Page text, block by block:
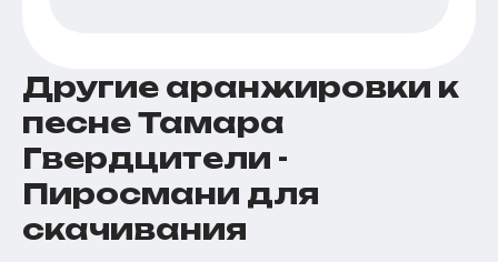
Другие аранжировки к
песне Тамара
Гвердцители -
Пиросмани для
скачивания